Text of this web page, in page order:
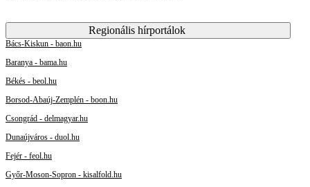
Regionális hírportálok
Bács-Kiskun - baon.hu
Baranya - bama.hu
Békés - beol.hu
Borsod-Abaúj-Zemplén - boon.hu
Csongrád - delmagyar.hu
Dunaújváros - duol.hu
Fejér - feol.hu
Győr-Moson-Sopron - kisalfold.hu